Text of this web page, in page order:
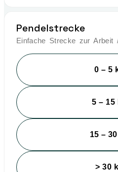
Pendelstrecke
Einfache Strecke zur Arbeit
0 – 5
5 – 15
15 –
> 30